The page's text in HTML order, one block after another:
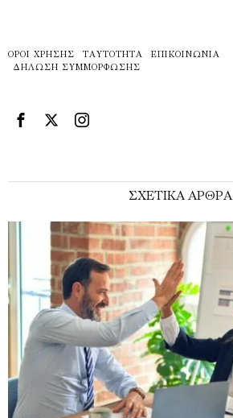
ΌΡΟΙ ΧΡΉΣΗΣ ΤΑΥΤΌΤΗΤΑ
ΕΠΙΚΟΙΝΩΝΊΑ
ΔΉΛΩΣΗ ΣΥΜΜΌΡΦΩΣΗΣ
ΣΧΕΤΙΚΑ ΑΡΘΡΑ